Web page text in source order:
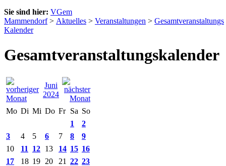
Sie sind hier: VGem
Mammendorf> Aktuelles > Veranstaltungen > Gesamtveranstaltungs
Kalender
Gesamtveranstaltungskalender
Juni
2024
Mo Di Mi Do Fr Sa So
1
2
3
4 5 6 7 8
9
10
11 12 13 14 15 16
17
18 19 20 21 22 23